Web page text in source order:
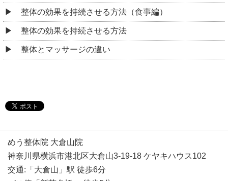
整体の効果を持続させる方法（食事編）
整体の効果を持続させる方法
整体とマッサージの違い
めう整体院 大倉山院
神奈川県横浜市港北区大倉山3-19-18 ケヤキハウス102
交通:「大倉山」駅 徒歩6分